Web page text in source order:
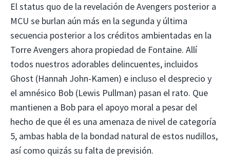
El status quo de la revelación de Avengers posterior a
MCU se burlan aún más en la segunda y última
secuencia posterior a los créditos ambientadas en la
Torre Avengers ahora propiedad de Fontaine. Allí
todos nuestros adorables delincuentes, incluidos
Ghost (Hannah John-Kamen) e incluso el desprecio y
el amnésico Bob (Lewis Pullman) pasan el rato. Que
mantienen a Bob para el apoyo moral a pesar del
hecho de que él es una amenaza de nivel de categoría
5, ambas habla de la bondad natural de estos nudillos,
así como quizás su falta de previsión.